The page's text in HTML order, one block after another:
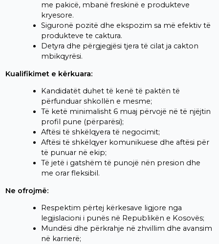
me pakicë, mbanë freskinë e produkteve
kryesore.
Siguronë pozitë dhe ekspozim sa më efektiv të
produkteve te caktura.
Detyra dhe përgjegjësi tjera të cilat ja cakton
mbikqyrësi.
Kualifikimet e kërkuara:
Kandidatët duhet të kenë të paktën të
përfunduar shkollën e mesme;
Të ketë minimalisht 6 muaj përvojë në të njëjtin
profil pune (përparësi);
Aftësi të shkëlqyera të negocimit;
Aftësi të shkëlqyer komunikuese dhe aftësi për
të punuar në ekip;
Të jetë i gatshëm të punojë nën presion dhe
me orar fleksibil.
Ne ofrojmë:
Respektim përtej kërkesave ligjore nga
legjislacioni i punës në Republikën e Kosovës;
Mundësi dhe përkrahje në zhvillim dhe avansim
në karrierë;